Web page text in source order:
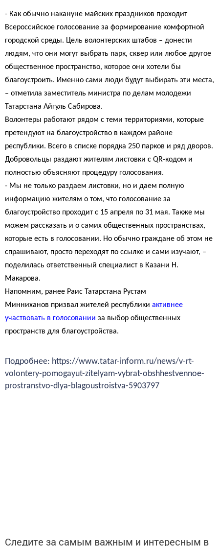
- Как обычно накануне майских праздников проходит
Всероссийское голосование за формирование комфортной
городской среды. Цель волонтерских штабов – донести
людям, что они могут выбрать парк, сквер или любое другое
общественное пространство, которое они хотели бы
благоустроить. Именно сами люди будут выбирать эти места,
– отметила заместитель министра по делам молодежи
Татарстана Айгуль Сабирова.
Волонтеры работают рядом с теми территориями, которые
претендуют на благоустройство в каждом районе
республики. Всего в списке порядка 250 парков и ряд дворов.
Добровольцы раздают жителям листовки с QR-кодом и
полностью объясняют процедуру голосования.
- Мы не только раздаем листовки, но и даем полную
информацию жителям о том, что голосование за
благоустройство проходит с 15 апреля по 31 мая. Также мы
можем рассказать и о самих общественных пространствах,
которые есть в голосовании. Но обычно граждане об этом не
спрашивают, просто переходят по ссылке и сами изучают, –
поделилась ответственный специалист в Казани Н.
Макарова.
Напомним, ранее Раис Татарстана Рустам
Минниханов призвал жителей республики активнее
участвовать в голосовании за выбор общественных
пространств для благоустройства.
Подробнее: https://www.tatar-inform.ru/news/v-rt-
volontery-pomogayut-zitelyam-vybrat-obshhestvennoe-
prostranstvo-dlya-blagoustroistva-5903797
Следите за самым важным и интересным в